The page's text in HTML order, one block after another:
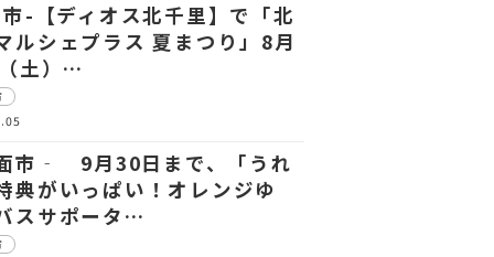
-【ディオス北千里】で「北
ルシェプラス 夏まつり」8月
土）…
市‐ 9月30日まで、「うれ
典がいっぱい！オレンジゆ
スサポータ…